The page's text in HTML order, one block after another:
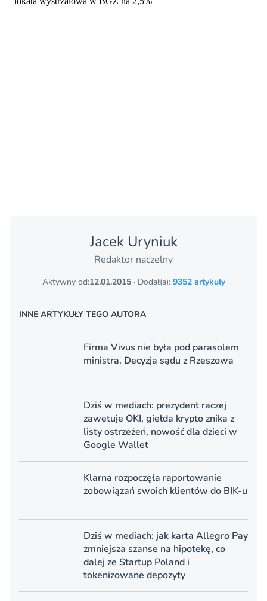
Jacek Uryniuk
Redaktor naczelny
Aktywny od:12.01.2015· Dodał(a): 9352 artykuły
INNE ARTYKUŁY TEGO AUTORA
Firma Vivus nie była pod parasolem
ministra. Decyzja sądu z Rzeszowa
Dziś w mediach: prezydent raczej
zawetuje OKI, giełda krypto znika z
listy ostrzeżeń, nowość dla dzieci w
Google Wallet
Klarna rozpoczęła raportowanie
zobowiązań swoich klientów do BIK-u
Dziś w mediach: jak karta Allegro Pay
zmniejsza szanse na hipotekę, co
dalej ze Startup Poland i
tokenizowane depozyty